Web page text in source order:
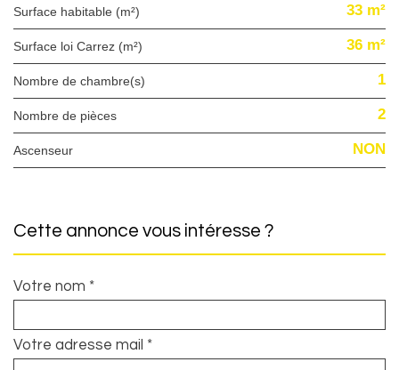
Surface habitable (m²) 33 m²
Surface loi Carrez (m²) 36 m²
Nombre de chambre(s) 1
Nombre de pièces 2
Ascenseur NON
cette annonce vous intéresse ?
Votre nom *
Votre adresse mail *